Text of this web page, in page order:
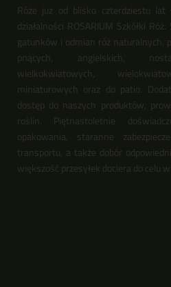
Róże już od blisko czterdziestu
działalności ROSARIUM Szkółki
gatunków i odmian róż naturalnych,
pnących, angielskich,
wielkokwiatowych,
miniaturowych oraz do patio.
dostęp do naszych produktów,
roślin. Piętnastoletnie
opakowania, staranne
transportu, a także dobór
większość przesyłek dociera do celu